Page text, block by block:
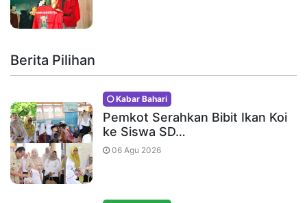
Berita Pilihan
Kabar Bahari
Pemkot Serahkan Bibit Ikan Koi
ke Siswa SD…
06 Agu 2026